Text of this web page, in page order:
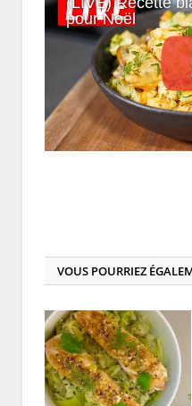
pour Noël
VOUS POURRIEZ